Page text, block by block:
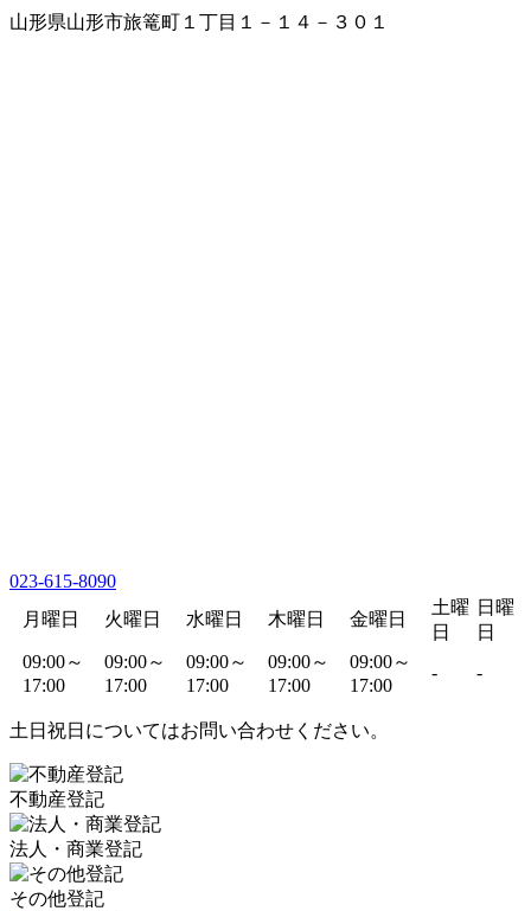
山形県山形市旅篭町１丁目１－１４－３０１
023-615-8090
月曜日
火曜日 水曜日 木曜日 金曜日
土曜
日
日曜
日
09:00～
17:00
09:00～
17:00
09:00～
17:00
09:00～
17:00
09:00～
17:00
- -
土日祝日についてはお問い合わせください。
不動産登記
法人・商業登記
その他登記